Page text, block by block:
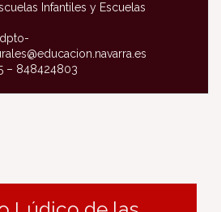
Infantiles y Escuelas
– 848424803